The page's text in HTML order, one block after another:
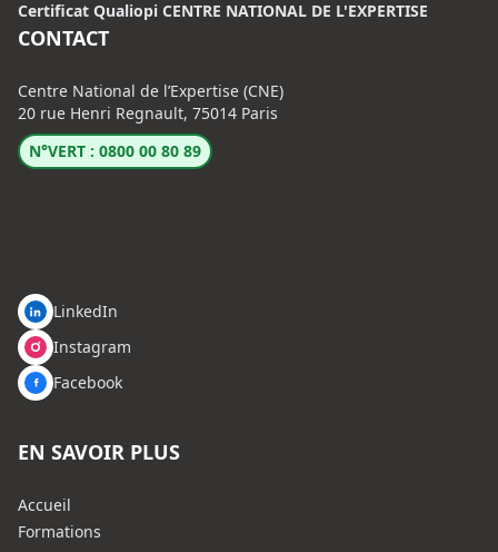
Certificat Qualiopi CENTRE NATIONAL DE L'EXPERTISE
CONTACT
Centre National de l’Expertise (CNE)
20 rue Henri Regnault, 75014 Paris
N°VERT : 0800 00 80 89
LinkedIn
Instagram
Facebook
EN SAVOIR PLUS
Accueil
Formations